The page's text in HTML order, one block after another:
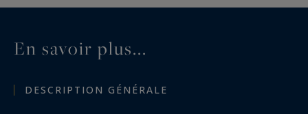
En savoir plus...
DESCRIPTION GÉNÉRALE